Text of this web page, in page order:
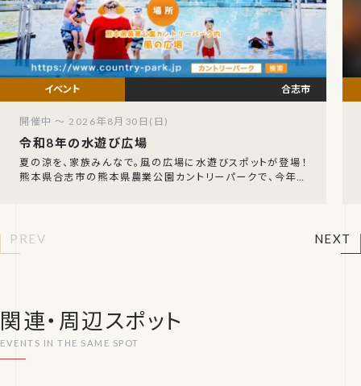
令和8年の水遊び広場
夏の涼を、家族みんなで。風の広場に水遊びスポットが登場！
熊本県合志市の熊本県農業公園カントリーパークで、今年も
合志市
開催中 ～ 2026年8月30日(日)
PREV NEXT
関連・周辺スポット